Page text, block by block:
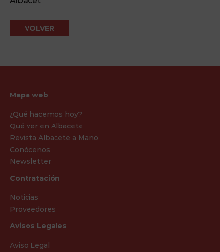
VOLVER
Mapa web
¿Qué hacemos hoy?
Qué ver en Albacete
Revista Albacete a Mano
Conócenos
Newsletter
Contratación
Noticias
Proveedores
Avisos Legales
Aviso Legal